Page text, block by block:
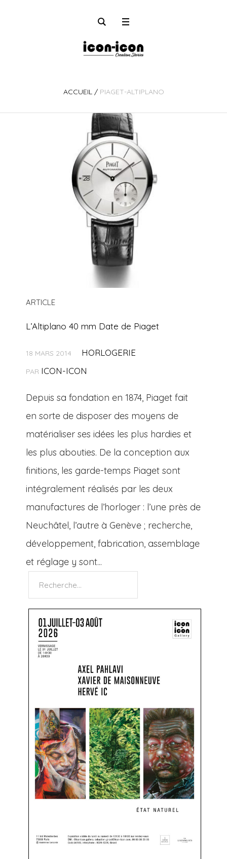
ACCUEIL / PIAGET-ALTIPLANO
ARTICLE
L’Altiplano 40 mm Date de Piaget
18 MARS 2014 HORLOGERIE
PAR ICON-ICON
Depuis sa fondation en 1874, Piaget fait
en sorte de disposer des moyens de
matérialiser ses idées les plus hardies et
les plus abouties. De la conception aux
finitions, les garde-temps Piaget sont
intégralement réalisés par les deux
manufactures de l’horloger : l’une près de
Neuchâtel, l’autre à Genève ; recherche,
développement, fabrication, assemblage
et réglage y sont...
Rechercher